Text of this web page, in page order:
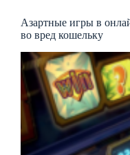
Азартные игры в
во вред кошельку